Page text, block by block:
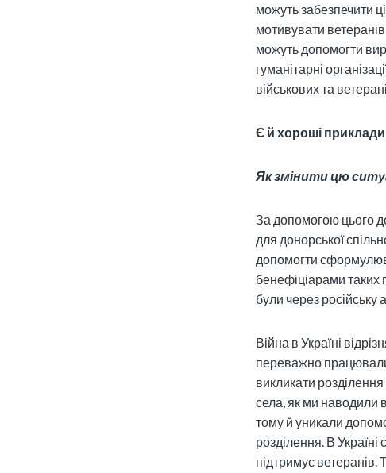
можуть забезпечити
мотивувати ветеранів
можуть допомогти
гуманітарні
військових та
Є й хороші приклади
Як змінити цю
За допомогою цього
для донорської
допомогти
бенефіціарами таких
були через російську
Війна в Україні
переважно працювали
викликати
села, як ми наводили
тому й уникали
розділення. В
підтримує ветеранів.